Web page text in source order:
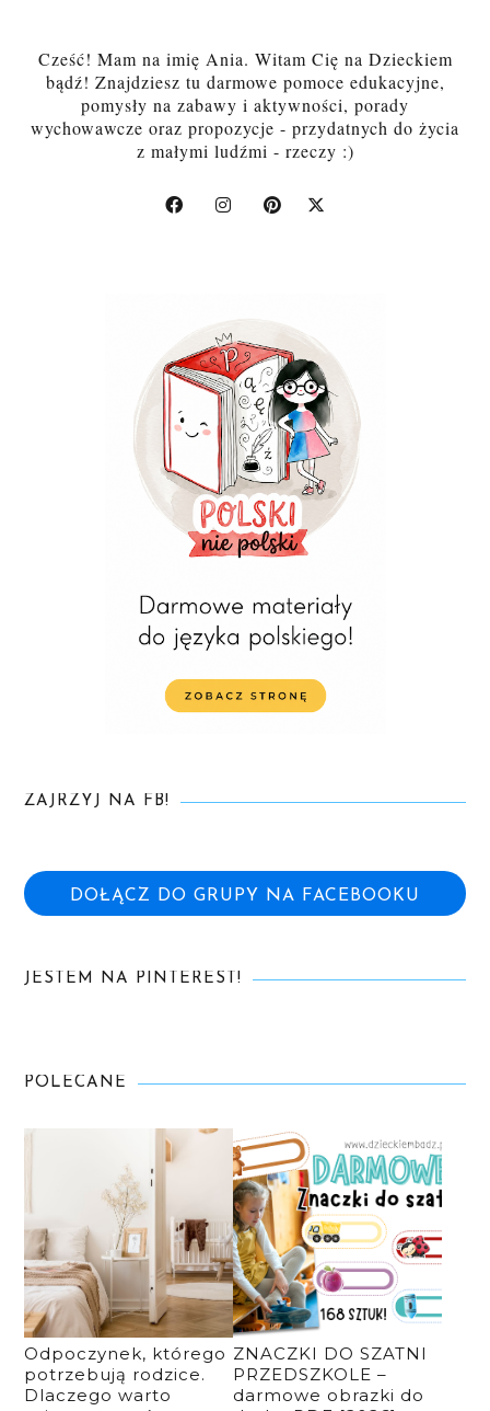
Cześć! Mam na imię Ania. Witam Cię na Dzieckiem
bądź! Znajdziesz tu darmowe pomoce edukacyjne,
pomysły na zabawy i aktywności, porady
wychowawcze oraz propozycje - przydatnych do życia
z małymi ludźmi - rzeczy :)
ZAJRZYJ NA FB!
DOŁĄCZ DO GRUPY NA FACEBOOKU
JESTEM NA PINTEREST!
POLECANE
Odpoczynek, którego
potrzebują rodzice.
Dlaczego warto
ZNACZKI DO SZATNI
PRZEDSZKOLE –
darmowe obrazki do